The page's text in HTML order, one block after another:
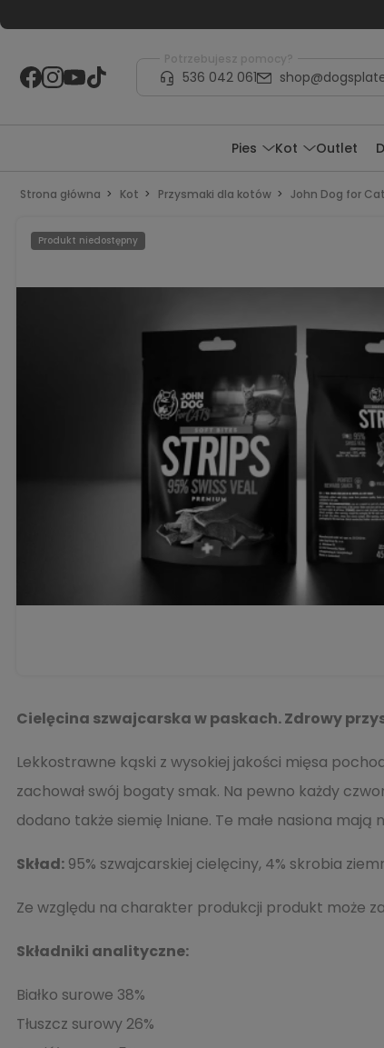
Potrzebujesz pomocy?
536 042 061
Pies Kot Outlet
Strona główna Kot Przysmaki dla kotów John Dog for
Produkt niedostępny
Cielęcina szwajcarska w paskach. Zdrowy
Lekkostrawne kąski z wysokiej jakości mięsa
zachował swój bogaty smak. Na pewno każdy
dodano także siemię lniane. Te małe nasiona
Skład: 95% szwajcarskiej cielęciny, 4% skrobia
Ze względu na charakter produkcji produkt może
Składniki analityczne:
Białko surowe 38%
Tłuszcz surowy 26%